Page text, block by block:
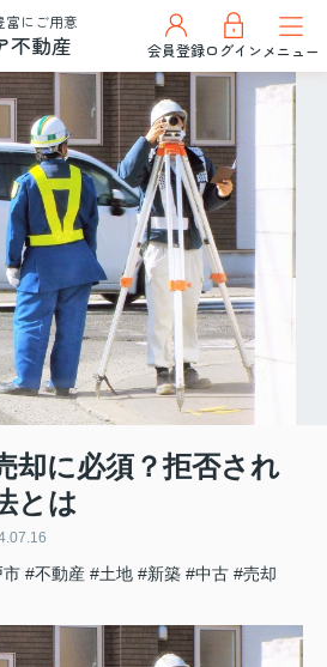
富にご用意
不動産 会員登録ログインメニュー
却に必須？拒否され
とは
市 #不動産 #土地 #新築 #中古 #売却